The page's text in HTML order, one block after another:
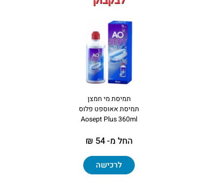
תמיסת מי חמצן
תמיסת אאוספט פלוס
Aosept Plus 360ml
החל מ- 54 ₪
לרכישה